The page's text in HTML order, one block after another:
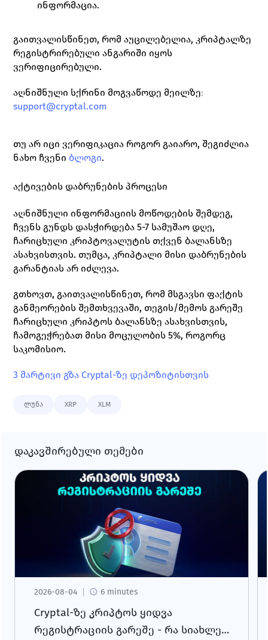
ინფორმაცია.
გაითვალისწინეთ, რომ აუცილებელია, კრიპტალზე
რეგისტრირებული ანგარიში იყოს
ვერიფიცირებული.
აღნიშნული სქრინი მოგვაწოდე მეილზე
support@cryptal.com
თუ არ იცი ვერიფიკაცია როგორ გაიარო, შეგიძლია
ნახო ჩვენი ბლოგი.
აქტივების დაბრუნების პროცესი
აღნიშნული ინფორმაციის მოწოდების შემდეგ,
ჩვენს გუნდს დასჭირდება 5-7 სამუშაო დღე,
ჩარიცხული კრიპტოვალუტის თქვენ ბალანსზე
ასახვისთვის. თუმცა, კრიპტალი მისი დაბრუნების
გარანტიას არ იძლევა.
გთხოვთ, გაითვალისწინეთ, რომ მსგავსი ფაქტის
განმეორების შემთხვევაში, თეგის/მემოს გარეშე
ჩარიცხული კრიპტოს ბალანსზე ასახვისთვის,
ჩამოგეჭრებათ მისი მოცულობის 5%, როგორც
საკომისიო.
3 მარტივი გზა Cryptal-ზე დეპოზიტისთვის
ლუნა XRP XLM
დაკავშირებული თემები
2026-08-04 6 minutes
Cryptal-ზე კრიპტოს ყიდვა
რეგისტრაციის გარეშე - რა სიახლე